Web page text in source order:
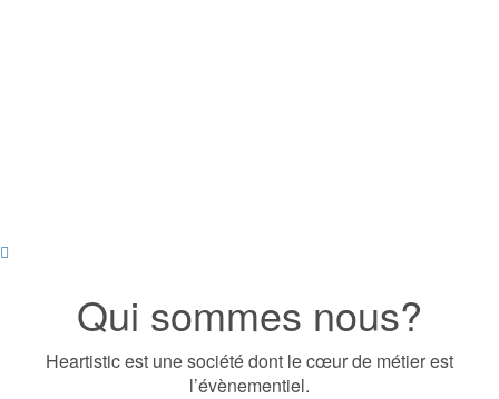
Qui sommes nous?
Heartistic est une société dont le cœur de métier est
l’évènementiel.